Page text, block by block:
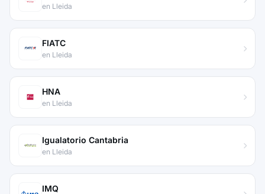
en Lleida
FIATC
en Lleida
HNA
en Lleida
Igualatorio Cantabria
en Lleida
IMQ